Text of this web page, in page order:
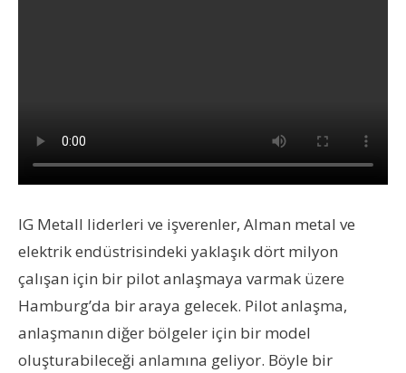
IG Metall liderleri ve işverenler, Alman metal ve
elektrik endüstrisindeki yaklaşık dört milyon
çalışan için bir pilot anlaşmaya varmak üzere
Hamburg’da bir araya gelecek. Pilot anlaşma,
anlaşmanın diğer bölgeler için bir model
oluşturabileceği anlamına geliyor. Böyle bir